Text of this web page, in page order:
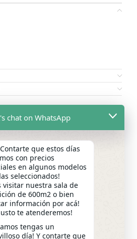
chat on WhatsApp
que estos días
con precios
en algunos modelos
seleccionados!
visitar nuestra sala de
de 600m2 o bien
información por acá!
te atenderemos!
tengas un
día! Y contarte que